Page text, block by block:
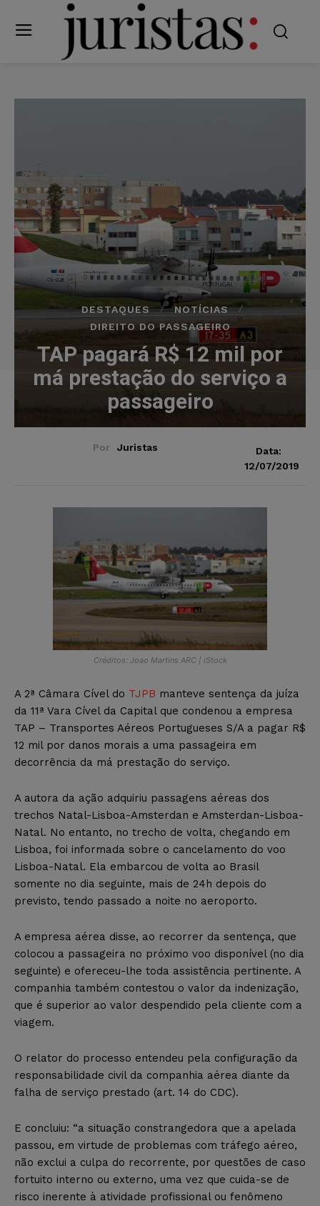
DESTAQUES
NOTÍCIAS
DIREITO DO PASSAGEIRO
TAP pagará R$ 12 mil por
má prestação do serviço a
passageiro
Por Juristas
Data:
12/07/2019
Créditos: Joao Martins ARC | iStock
A 2ª Câmara Cível do TJPB manteve sentença da juíza
da 11ª Vara Cível da Capital que condenou a empresa
TAP – Transportes Aéreos Portugueses S/A a pagar R$
12 mil por danos morais a uma passageira em
decorrência da má prestação do serviço.
A autora da ação adquiriu passagens aéreas dos
trechos Natal-Lisboa-Amsterdan e Amsterdan-Lisboa-
Natal. No entanto, no trecho de volta, chegando em
Lisboa, foi informada sobre o cancelamento do voo
Lisboa-Natal. Ela embarcou de volta ao Brasil
somente no dia seguinte, mais de 24h depois do
previsto, tendo passado a noite no aeroporto.
A empresa aérea disse, ao recorrer da sentença, que
colocou a passageira no próximo voo disponível (no dia
seguinte) e ofereceu-lhe toda assistência pertinente. A
companhia também contestou o valor da indenização,
que é superior ao valor despendido pela cliente com a
viagem.
O relator do processo entendeu pela configuração da
responsabilidade civil da companhia aérea diante da
falha de serviço prestado (art. 14 do CDC).
E concluiu: “a situação constrangedora que a apelada
passou, em virtude de problemas com tráfego aéreo,
não exclui a culpa do recorrente, por questões de caso
fortuito interno ou externo, uma vez que cuida-se de
risco inerente à atividade profissional ou fenômeno